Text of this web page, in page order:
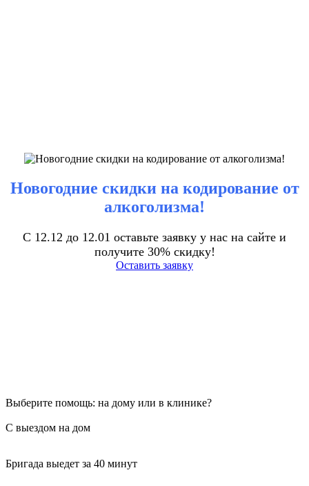
Новогодние скидки на кодирование от
алкоголизма!
С 12.12 до 12.01 оставьте заявку у нас на сайте и
получите 30% скидку!
Оставить заявку
Выберите помощь: на дому или в клинике?
С выездом на дом
Бригада выедет за 40 минут